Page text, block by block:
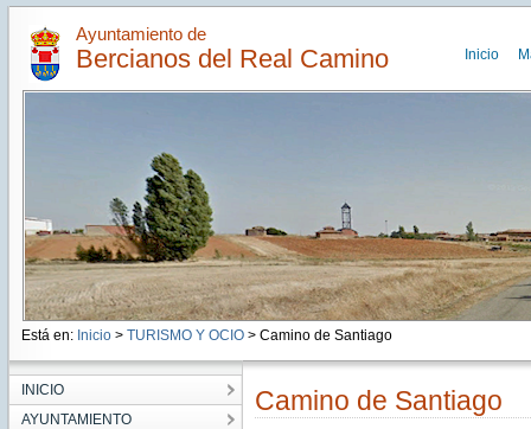
Ayuntamiento de
Bercianos del Real Camino Inicio
Está en: Inicio > TURISMO Y OCIO> Camino de Santiago
INICIO
AYUNTAMIENTO
Camino de Santiago